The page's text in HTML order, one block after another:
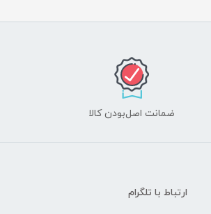
ضمانت اصل‌بودن کالا
ارتباط با تلگرام